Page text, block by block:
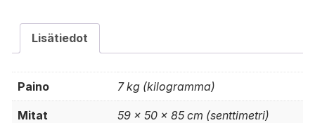
Lisätiedot
Paino 7 kg (kilogramma)
Mitat 59 × 50 × 85 cm (senttimetri)